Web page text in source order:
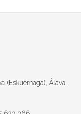
(Eskuernaga), Álava.